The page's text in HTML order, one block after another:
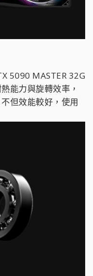
5090 MASTER 32G
能力與旋轉效率，
但效能較好，使用